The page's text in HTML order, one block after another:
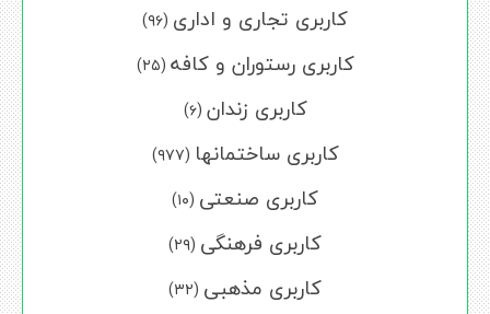
کاربری تجاری و اداری (۹۶)
کاربری رستوران و کافه (۲۵)
کاربری زندان (۶)
کاربری ساختمانها (۹۷۷)
کاربری صنعتی (۱۰)
کاربری فرهنگی (۲۹)
کاربری مذهبی (۳۲)